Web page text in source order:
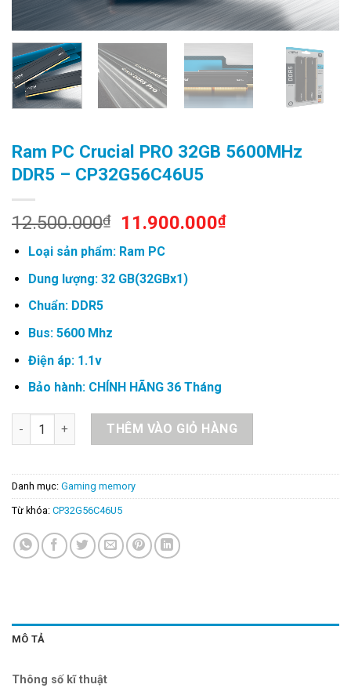
Ram PC Crucial PRO 32GB 5600MHz
DDR5 – CP32G56C46U5
12.500.000₫
Original
price
was:
12.500.000₫.
11.900.000₫Current
Loại sản phẩm: Ram PC
Dung lượng: 32 GB(32GBx1)
Chuẩn: DDR5
Bus: 5600 Mhz
Điện áp: 1.1v
Bảo hành: CHÍNH HÃNG 36 Tháng
Ram PC Crucial PRO 32GB 5600MHz DDR5 - CP32G56C46U5
THÊM VÀO GIỎ HÀNG
Danh mục: Gaming memory
Từ khóa: CP32G56C46U5
MÔ TẢ
Thông số kĩ thuật